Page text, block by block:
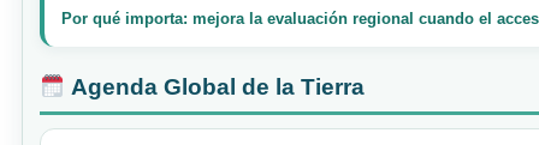
Por qué importa: mejora la evaluación regional cuando el
Agenda Global de la Tierra